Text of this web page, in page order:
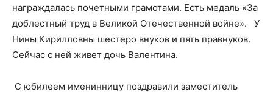
награждалась почетными грамотами. Есть медаль «За
доблестный труд в Великой Отечественной войне». У
Нины Кирилловны шестеро внуков и пять правнуков.
Сейчас с ней живет дочь Валентина.
С юбилеем именинницу поздравили заместитель